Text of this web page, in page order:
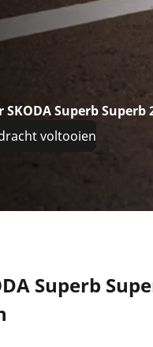
Superb Superb
voltooien
Superb